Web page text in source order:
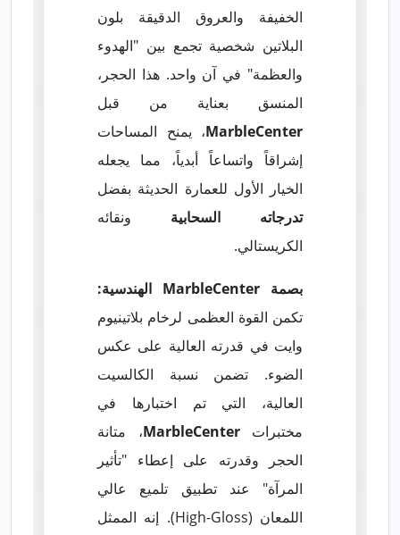
الخفيفة والعروق الدقيقة بلون
البلاتين شخصية تجمع بين "الهدوء
والعظمة" في آن واحد. هذا الحجر،
المنسق بعناية من قبل
MarbleCenter، يمنح المساحات
إشراقاً واتساعاً أبدياً، مما يجعله
الخيار الأول للعمارة الحديثة بفضل
تدرجاته السحابية ونقائه
الكريستالي.
بصمة MarbleCenter الهندسية:
تكمن القوة العظمى لرخام بلاتينيوم
وايت في قدرته العالية على عكس
الضوء. تضمن نسبة الكالسيت
العالية، التي تم اختبارها في
مختبراتMarbleCenter، متانة
الحجر وقدرته على إعطاء "تأثير
المرآة" عند تطبيق تلميع عالي
اللمعان (High-Gloss). إنه الممثل